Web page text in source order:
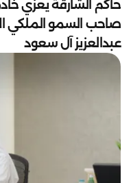
حاكم الشارقة يعزي
صاحب السمو الملكي
عبدالعزيز آل سعود